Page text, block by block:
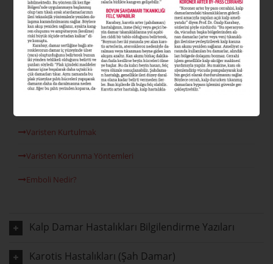
Varis Nedir?
Varis Tipleri Nelerdir?
Varis Nedenleri
Venöz Reflü
Varisten Kurtulmak
Varisten Korunma Yöntemleri
Emboli Nedir?
Kalp Damar Hastalıkları Bilgilendirme Yazıları
Karotis Hastalıkları (Şah Damar)